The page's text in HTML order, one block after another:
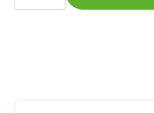
mono